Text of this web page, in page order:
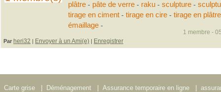
plâtre- pâte de verre- raku- sculpture-
tirage en ciment- tirage en cire- tirage en plâtre
émaillage-
Par heri32 | Envoyer à un Ami(e) | Enregistrer
1 membre -
Carte grise Déménagement Assurance temporaire en ligne